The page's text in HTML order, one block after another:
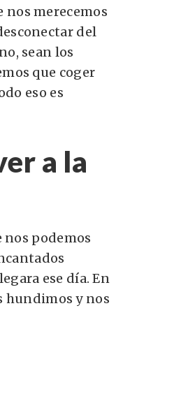
nos merecemos
del
sean los
que coger
eso es
a la
nos podemos
ese día. En
hundimos y nos